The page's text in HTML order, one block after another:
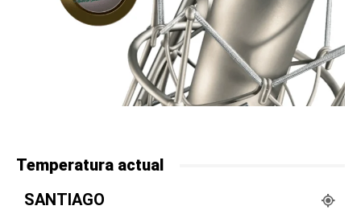
Temperatura actual
SANTIAGO